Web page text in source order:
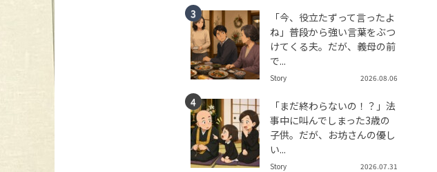
「今、役立たずって言ったよ
ね」普段から強い言葉をぶつ
けてくる夫。だが、義母の前
で...
Story 2026.08.06
「まだ終わらないの！？」法
事中に叫んでしまった3歳の
子供。だが、お坊さんの優し
い...
Story 2026.07.31